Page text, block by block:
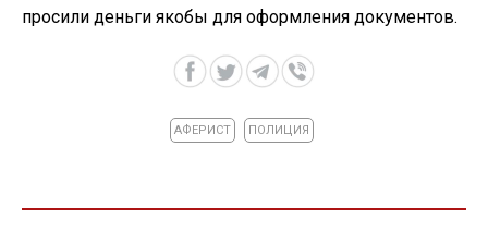
просили деньги якобы для оформления документов.
АФЕРИСТ ПОЛИЦИЯ